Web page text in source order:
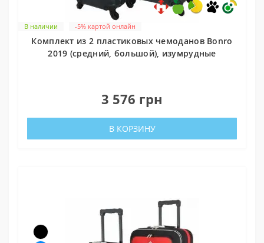
В наличии -5% картой онлайн
Комплект из 2 пластиковых чемоданов Bonro
2019 (средний, большой), изумрудные
3 576 грн
В КОРЗИНУ